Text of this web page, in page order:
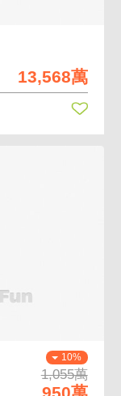
13,568萬
10%
1,055萬
950萬